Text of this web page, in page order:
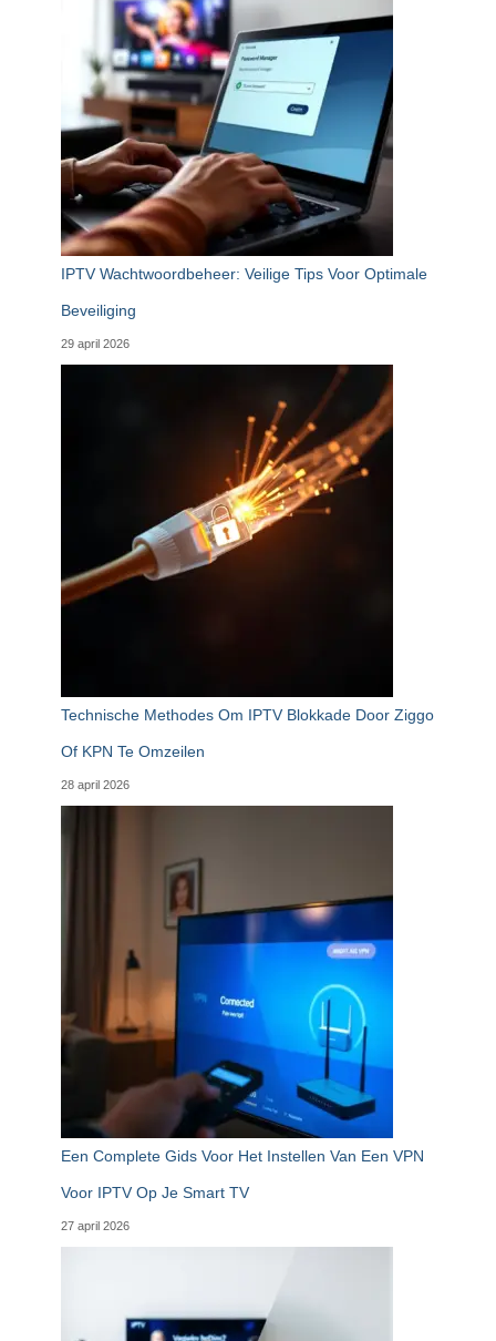
IPTV Wachtwoordbeheer: Veilige Tips Voor Optimale
Beveiliging
29 april 2026
Technische Methodes Om IPTV Blokkade Door Ziggo
Of KPN Te Omzeilen
28 april 2026
Een Complete Gids Voor Het Instellen Van Een VPN
Voor IPTV Op Je Smart TV
27 april 2026